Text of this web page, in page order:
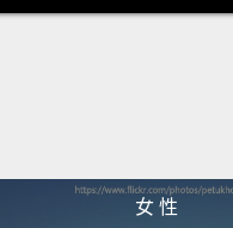
Can I
It's
女 性